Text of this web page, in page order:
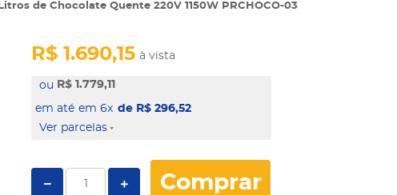
de Chocolate Quente 220V 1150W PRCHOCO-03
R$ 1.779,11
R$ 1.690,15 à vista
em 6x de R$ 296,52
Ver parcelas
Comprar